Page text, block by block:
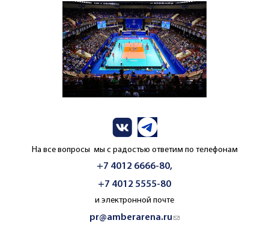
На все вопросы мы с радостью ответим по телефонам
+7 4012 6666-80,
+7 4012 5555-80
и электронной почте
pr@amberarena.ru(link sends e-mail)